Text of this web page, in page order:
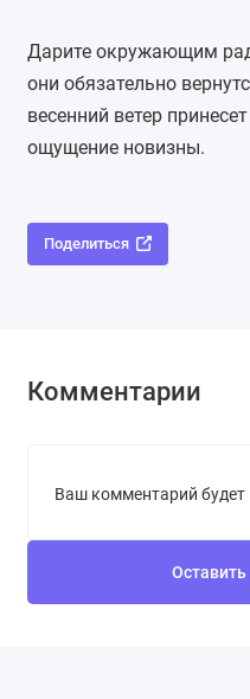
Дарите окружающим
они обязательно
весенний ветер
ощущение новизны.
Поделиться
Комментарии
Ваш комментарий